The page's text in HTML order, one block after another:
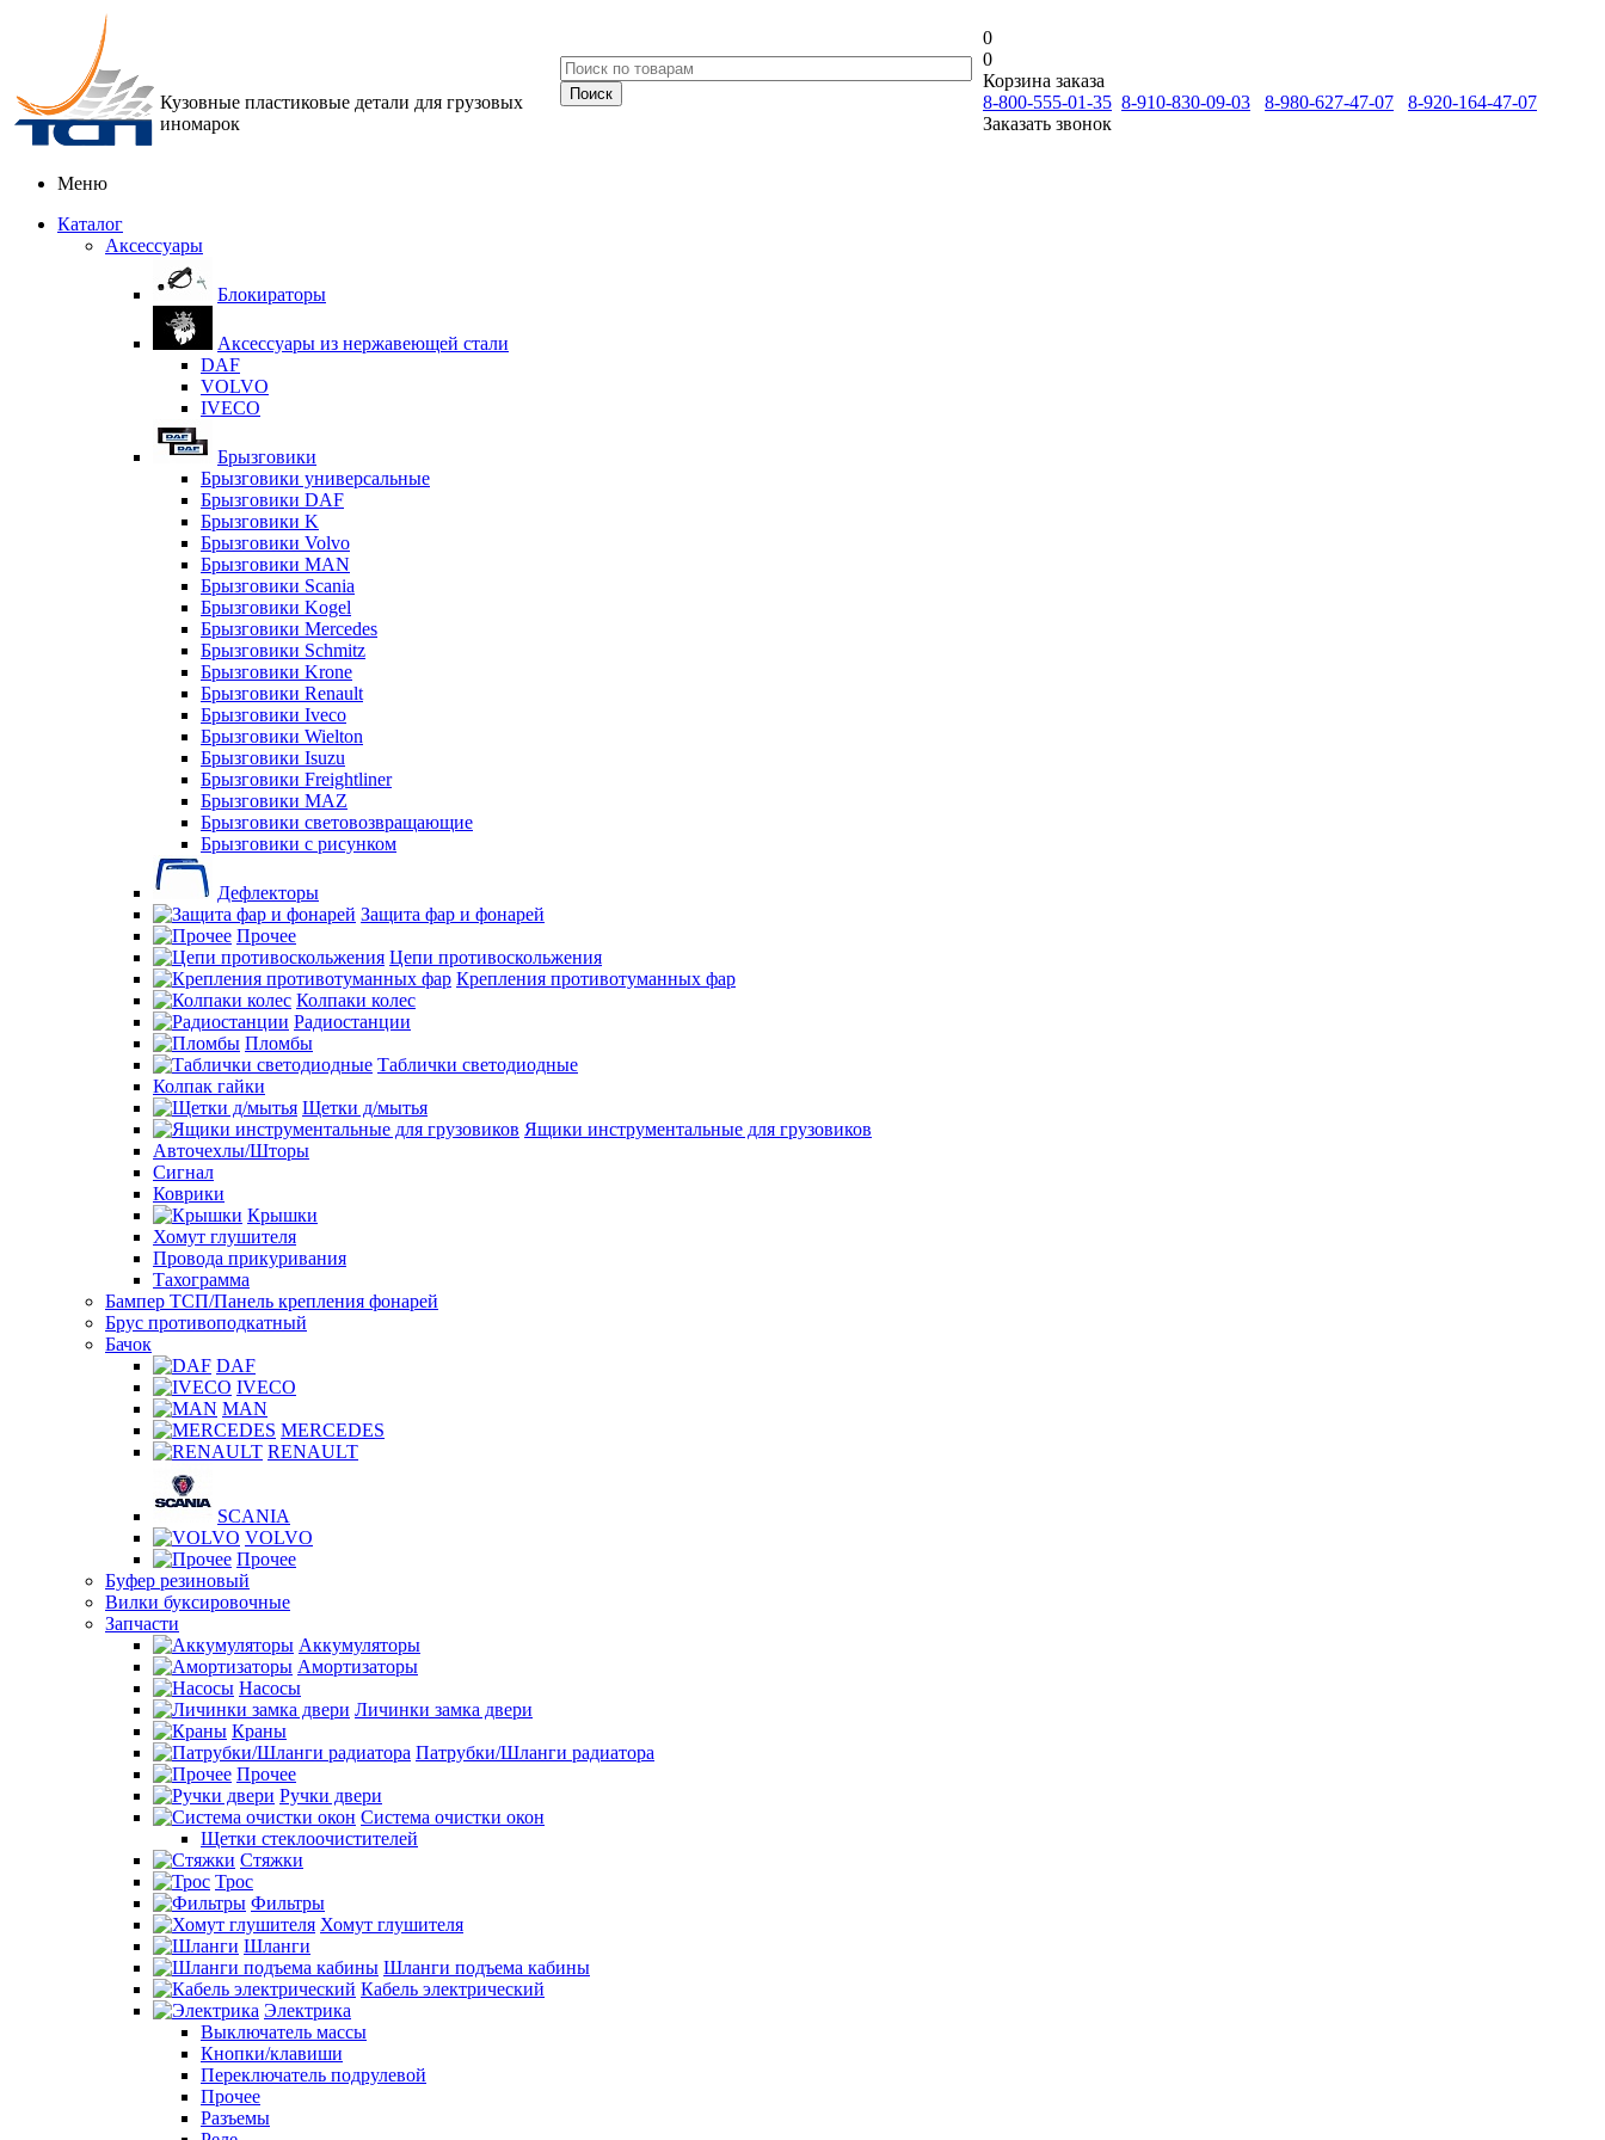
Кузовные пластиковые детали для грузовых
иномарок
0
0
Корзина заказа
8-800-555-01-35 8-910-830-09-03 8-980-627-47-07
8-920-164-47-07
Заказать звонок
Меню
Каталог
Аксессуары
Блокираторы
Аксессуары из нержавеющей стали
DAF
VOLVO
IVECO
Брызговики
Брызговики универсальные
Брызговики DAF
Брызговики K
Брызговики Volvo
Брызговики MAN
Брызговики Scania
Брызговики Kogel
Брызговики Mercedes
Брызговики Schmitz
Брызговики Krone
Брызговики Renault
Брызговики Iveco
Брызговики Wielton
Брызговики Isuzu
Брызговики Freightliner
Брызговики MAZ
Брызговики световозвращающие
Брызговики с рисунком
Дефлекторы
Защита фар и фонарей
Прочее
Цепи противоскольжения
Крепления противотуманных фар
Колпаки колес
Радиостанции
Пломбы
Таблички светодиодные
Колпак гайки
Щетки д/мытья
Ящики инструментальные для грузовиков
Авточехлы/Шторы
Сигнал
Коврики
Крышки
Хомут глушителя
Провода прикуривания
Тахограмма
Бампер ТСП/Панель крепления фонарей
Брус противоподкатный
Бачок
DAF
IVECO
MAN
MERCEDES
RENAULT
SCANIA
VOLVO
Прочее
Буфер резиновый
Вилки буксировочные
Запчасти
Аккумуляторы
Амортизаторы
Насосы
Личинки замка двери
Краны
Патрубки/Шланги радиатора
Прочее
Ручки двери
Система очистки окон
Щетки стеклоочистителей
Стяжки
Трос
Фильтры
Хомут глушителя
Шланги
Шланги подъема кабины
Кабель электрический
Электрика
Выключатель массы
Кнопки/клавиши
Переключатель подрулевой
Прочее
Разъемы